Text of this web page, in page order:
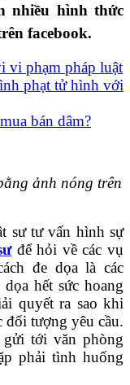
nhiều hình thức
facebook.
vi phạm pháp luật
phạt tử hình với
bán dâm?
ảnh nóng trên
sư tư vấn hình sự
để hỏi về các vụ
đe dọa là các
hết sức hoang
quyết ra sao khi
đối tượng yêu cầu.
tới văn phòng
phải tình huống